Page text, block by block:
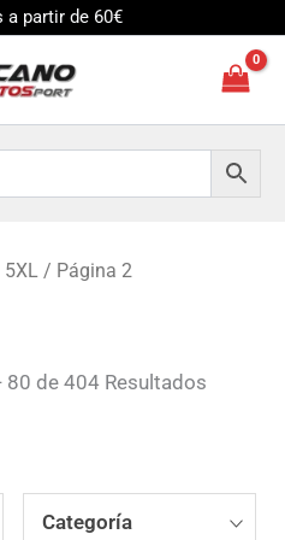
a partir de 60€
5XL / Página 2
80 de 404 Resultados
Categoría